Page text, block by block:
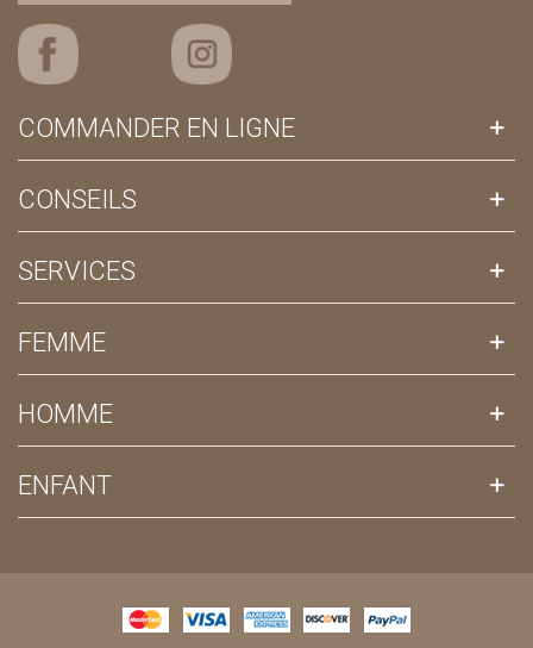
COMMANDER EN LIGNE
CONSEILS
SERVICES
FEMME
HOMME
ENFANT